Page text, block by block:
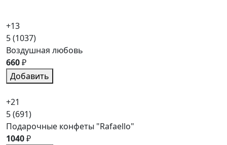
+13
5(1037)
Воздушная любовь
660₽
Добавить
+21
5(691)
Подарочные конфеты "Rafaello"
1040₽